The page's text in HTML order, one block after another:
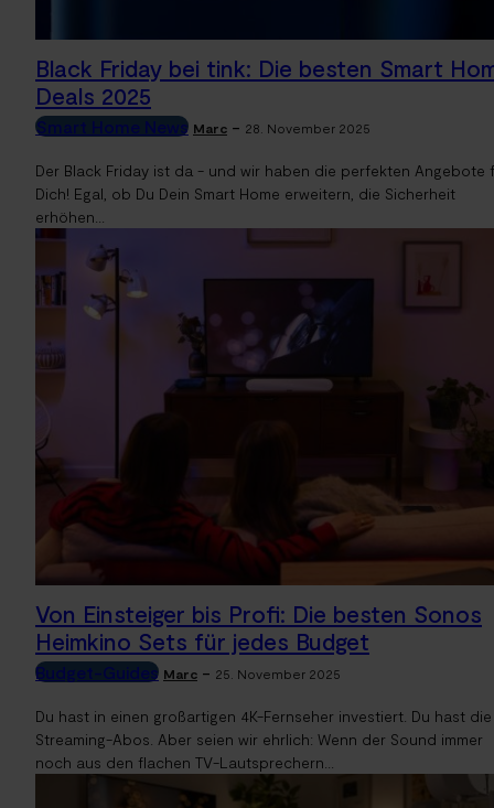
Black Friday bei tink: Die besten Smart
Deals 2025
Smart Home News Marc - 28. November 2025
Der Black Friday ist da - und wir haben die perfekten Angebote
Dich! Egal, ob Du Dein Smart Home erweitern, die Sicherheit
erhöhen...
Von Einsteiger bis Profi: Die besten Sonos
Heimkino Sets für jedes Budget
Budget-Guides Marc - 25. November 2025
Du hast in einen großartigen 4K-Fernseher investiert. Du hast die
Streaming-Abos. Aber seien wir ehrlich: Wenn der Sound immer
noch aus den flachen TV-Lautsprechern...